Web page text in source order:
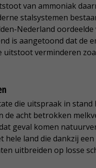
van ammoniak
stalsystemen
Nederland
is aangetoond dat de
uitstoot verminderen
die uitspraak in stand
de acht betrokken
geval komen
hele land die dankzij
uitbreiden op losse